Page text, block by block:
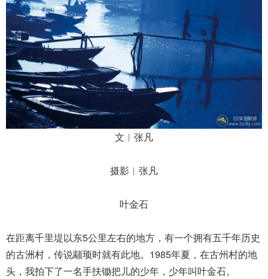
文︱张凡
摄影︱张凡
叶金石
在距离千里堤以东5公里左右的地方，有一个拥有五千年历史
的古洲村，传说颛顼时就有此地。1985年夏，在古州村的地
头，我拍下了一名手扶锄把儿的少年，少年叫叶金石。